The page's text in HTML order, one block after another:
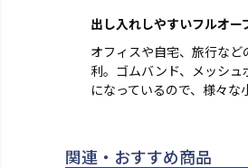
出し入れしやすいフルオー
オフィスや自宅、旅行など
利。ゴムバンド、メッシ
になっているので、様々な
関連・おすすめ商品